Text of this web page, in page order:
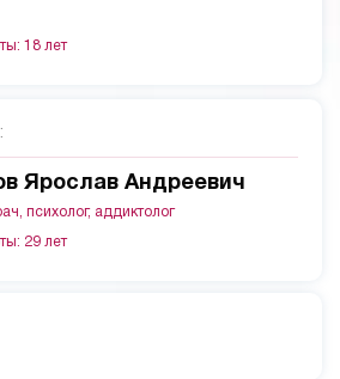
18 лет
Ярослав Андреевич
психолог, аддиктолог
29 лет